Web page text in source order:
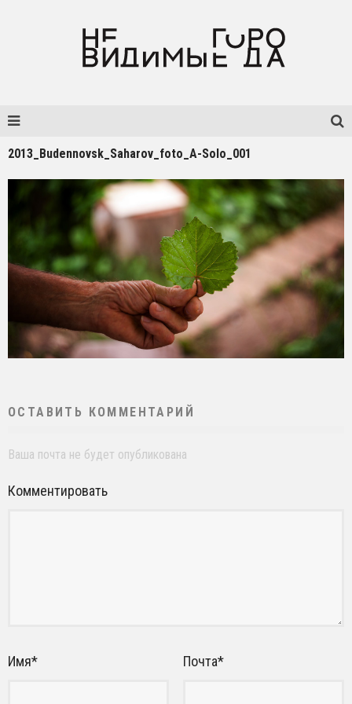
2013_Budennovsk_Saharov_foto_A-Solo_001
ОСТАВИТЬ КОММЕНТАРИЙ
Ваша почта не будет опубликована
Комментировать
Имя* Почта*